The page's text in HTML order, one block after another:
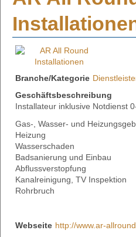
Branche/Kategorie
Geschäftsbeschreibung
Installateur inklusive Notdienst
Gas-, Wasser- und
Heizung
Wasserschaden
Badsanierung und Einbau
Abflussverstopfung
Kanalreinigung, TV Inspektion
Rohrbruch
Webseite http://www.ar-